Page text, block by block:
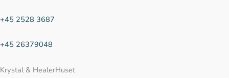
+45 2528 3687
+45 26379048
Krystal & HealerHuset